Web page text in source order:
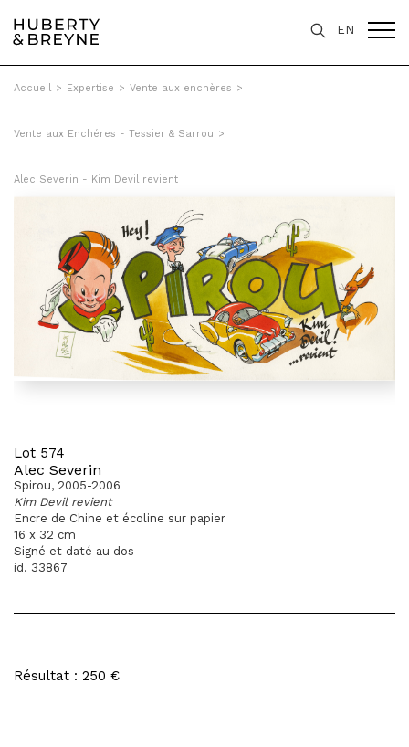
EN
Accueil > Expertise > Vente aux enchères >
Vente aux Enchéres - Tessier & Sarrou >
Alec Severin - Kim Devil revient
Lot 574
Alec Severin
Spirou, 2005-2006
Kim Devil revient
Encre de Chine et écoline sur papier
16 x 32 cm
Signé et daté au dos
id. 33867
Résultat : 250 €